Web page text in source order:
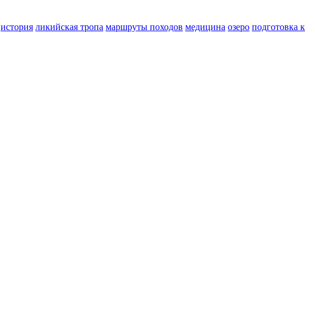
история ликийская тропа маршруты походов медицина озеро подготовка к